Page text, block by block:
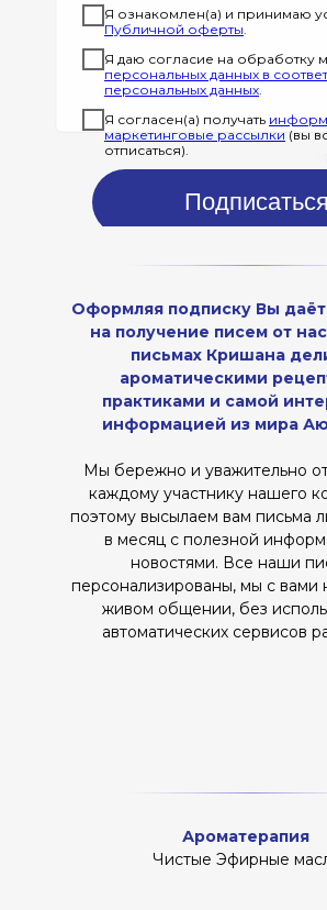
Я ознакомлен(а) и принимаю
Публичной оферты.
Я даю согласие на обработку
персональных данных в
персональных данных.
Я согласен(а) получать
маркетинговые рассылки (вы
отписаться).
Подписаться
Оформляя подписку Вы
на получение писем от
письмах Кришана
ароматическими
практиками и самой
информацией из мира
Мы бережно и уважительно
каждому участнику нашего
поэтому высылаем вам письма
в месяц с полезной
новостями. Все наши
персонализированы, мы с вами
живом общении, без
автоматических сервисов
Ароматерапия
Чистые Эфирные